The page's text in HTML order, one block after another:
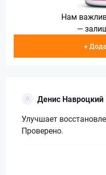
Нам
—
+
Денис Навроцкий
Улучшает
Проверено.